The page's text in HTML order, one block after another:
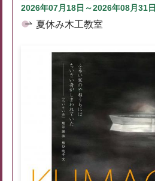
2026年07月18日～2026年08月31日
夏休み木工教室